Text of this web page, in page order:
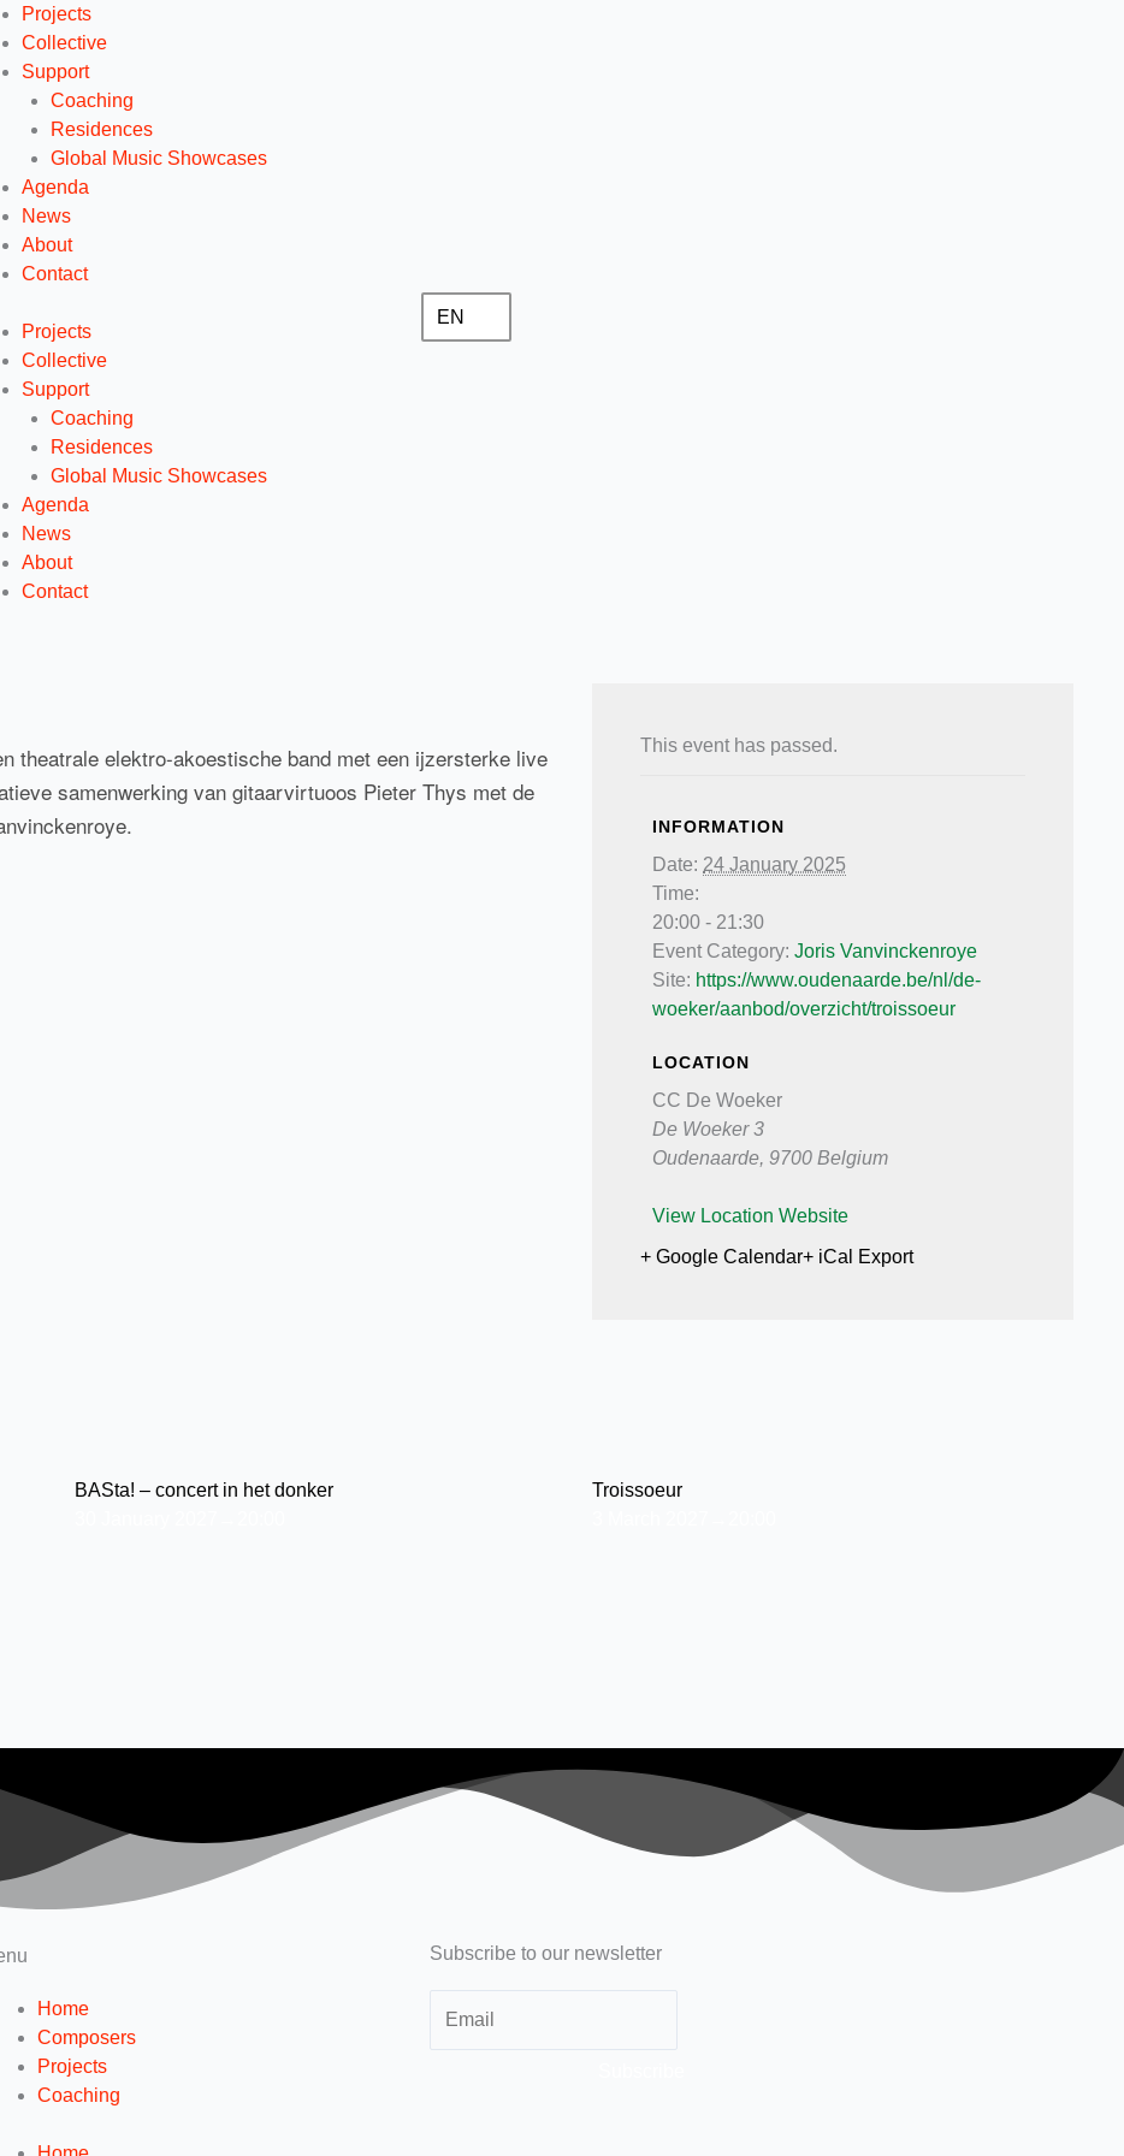
Projects
Collective
Support
Coaching
Residences
Global Music Showcases
Agenda
News
About
Contact
Projects
Collective
Support
Coaching
Residences
Global Music Showcases
Agenda
News
About
Contact
EN
theatrale elektro-akoestische band met een ijzersterke live
samenwerking van gitaarvirtuoos Pieter Thys met de
This event has passed.
INFORMATION
Date: 24 January 2025
Time:
20:00 - 21:30
Event Category: Joris Vanvinckenroye
Site: https://www.oudenaarde.be/nl/de-
woeker/aanbod/overzicht/troissoeur
LOCATION
CC De Woeker
De Woeker 3
Oudenaarde, 9700 Belgium
View Location Website
+ Google Calendar+ iCal Export
BASta! – concert in het donker
Troissoeur
Home
Composers
Projects
Coaching
Subscribe to our newsletter